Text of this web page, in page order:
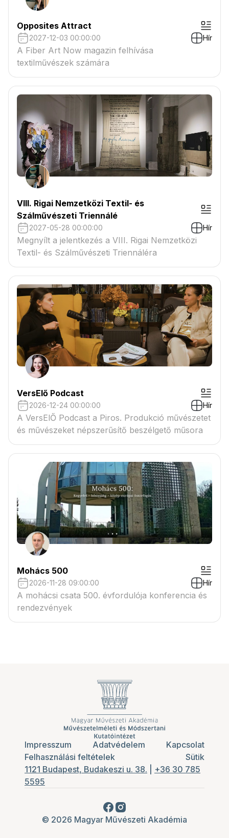
Opposites Attract
2027-12-03 00:00:00 Hír
A Fiber Art Now magazin felhívása
textilművészek számára
VIII. Rigai Nemzetközi Textil- és
Szálművészeti Triennálé
2027-05-28 00:00:00 Hír
Megnyílt a jelentkezés a VIII. Rigai Nemzetközi
Textil- és Szálművészeti Triennáléra
VersElő Podcast
2026-12-24 00:00:00 Hír
A VersElŐ Podcast a Piros. Produkció művészetet
és művészeket népszerűsítő beszélgető műsora
Mohács 500
2026-11-28 09:00:00 Hír
A mohácsi csata 500. évfordulója konferencia és
rendezvények
Impresszum Adatvédelem
Kapcsolat
Felhasználási feltételek
Sütik
1121 Budapest, Budakeszi u. 38.
+36 30 785
5595
© 2026 Magyar Művészeti Akadémia